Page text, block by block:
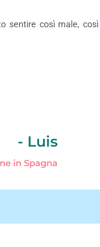
sentire così male,
- Luis
in Spagna